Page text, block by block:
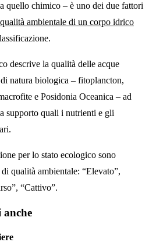
quello chimico – è uno dei due fattori
qualità ambientale di un corpo idrico
descrive la qualità delle acque
natura biologica – fitoplancton,
e Posidonia Oceanica – ad
supporto quali i nutrienti e gli
per lo stato ecologico sono
qualità ambientale: “Elevato”,
“Cattivo”.
anche